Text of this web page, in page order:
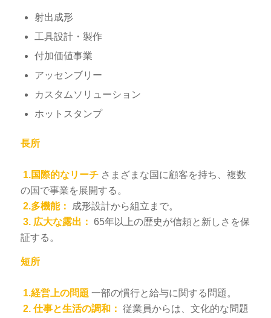
射出成形
工具設計・製作
付加価値事業
アッセンブリー
カスタムソリューション
ホットスタンプ
長所
1.国際的なリーチさまざまな国に顧客を持ち、複数
の国で事業を展開する。
2.多機能：
成形設計から組立まで。
3. 広大な露出： 65年以上の歴史が信頼と新しさを保
証する。
短所
1.経営上の問題 一部の慣行と給与に関する問題。
2. 仕事と生活の調和： 従業員からは、文化的な問題